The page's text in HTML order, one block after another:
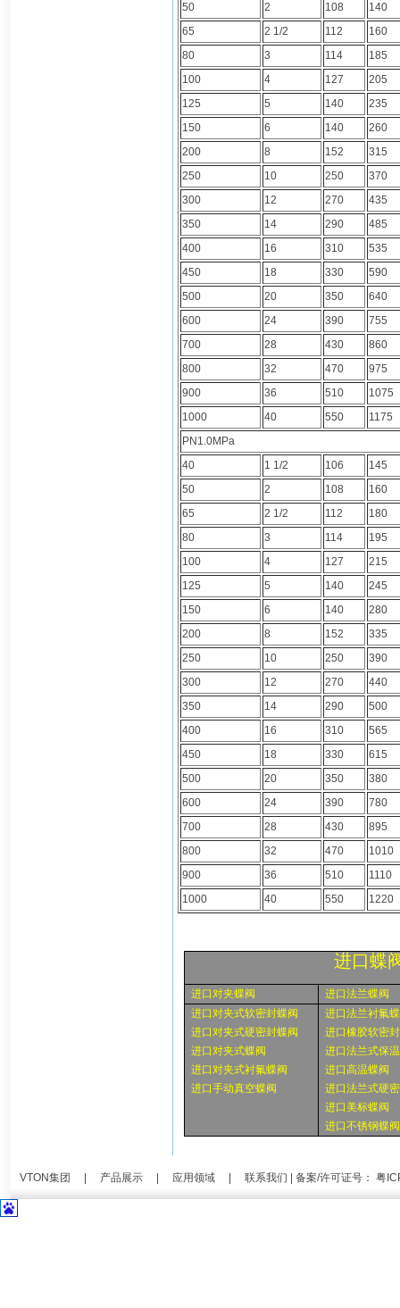
50
2 108
140
65
2 1/2 112
160
80
3 114
185
100
4 127
205
125
5 140
235
150
6 140
260
200
8 152
315
250
10 250
370
300
12 270
435
350
14 290
485
400
16 310
535
450
18 330
590
500
20 350
640
600
24 390
755
700
28 430
860
800
32 470
975
900
36 510
1075
1000
40 550
1175
PN1.0MPa
40
1 1/2 106
145
50
2 108
160
65
2 1/2 112
180
80
3 114
195
100
4 127
215
125
5 140
245
150
6 140
280
200
8 152
335
250
10 250
390
300
12 270
440
350
14 290
500
400
16 310
565
450
18 330
615
500
20 350
380
600
24 390
780
700
28 430
895
800
32 470
1010
900
36 510
1110
1000
40 550 1220
进口蝶
进口对夹蝶阀
进口法兰蝶阀
进口对夹式软密封蝶阀
进口对夹式硬密封蝶阀
进口对夹式蝶阀
进口对夹式衬氟蝶阀
进口手动真空蝶阀
进口法兰衬氟
进口橡胶软密
进口法兰式保
进口高温蝶阀
进口法兰式硬
进口美标蝶阀
进口不锈钢蝶阀
VTON集团 产品展示 应用领域 联系我们 | 备案/许可证号： 粤